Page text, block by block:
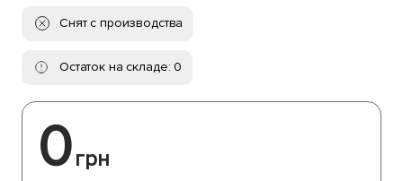
Снят с производства
Остаток на складе: 0
0грн